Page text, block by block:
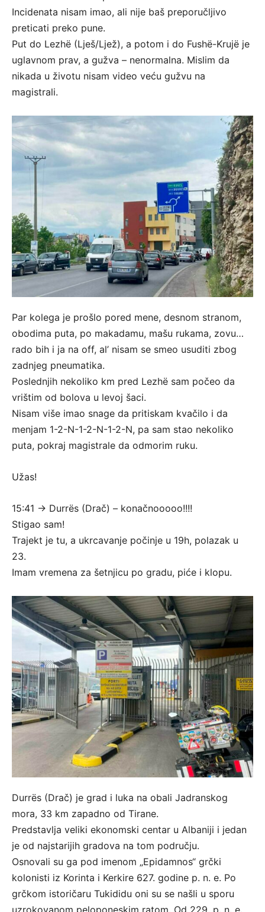
Incidenata nisam imao, ali nije baš preporučljivo
preticati preko pune.
Put do Lezhë (Lješ/Ljež), a potom i do Fushë-Krujë je
uglavnom prav, a gužva – nenormalna. Mislim da
nikada u životu nisam video veću gužvu na
magistrali.
Par kolega je prošlo pored mene, desnom stranom,
obodima puta, po makadamu, mašu rukama, zovu…
rado bih i ja na off, al’ nisam se smeo usuditi zbog
zadnjeg pneumatika.
Poslednjih nekoliko km pred Lezhë sam počeo da
vrištim od bolova u levoj šaci.
Nisam više imao snage da pritiskam kvačilo i da
menjam 1-2-N-1-2-N-1-2-N, pa sam stao nekoliko
puta, pokraj magistrale da odmorim ruku.
Užas!
15:41 -> Durrës (Drač) – konačnooooo!!!!
Stigao sam!
Trajekt je tu, a ukrcavanje počinje u 19h, polazak u
23.
Imam vremena za šetnjicu po gradu, piće i klopu.
Durrës (Drač) je grad i luka na obali Jadranskog
mora, 33 km zapadno od Tirane.
Predstavlja veliki ekonomski centar u Albaniji i jedan
je od najstarijih gradova na tom području.
Osnovali su ga pod imenom „Epidamnos“ grčki
kolonisti iz Korinta i Kerkire 627. godine p. n. e. Po
grčkom istoričaru Tukididu oni su se našli u sporu
uzrokovanom peloponeskim ratom. Od 229. p. n. e.